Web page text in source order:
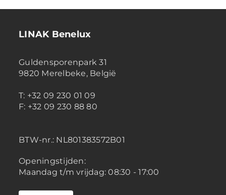
LINAK Benelux
Guldensporenpark 31
9820 Merelbeke, België
T: +32 09 230 01 09
F: +32 09 230 88 80
BTW-nr.: NL801383572B01
Openingstijden:
Maandag t/m vrijdag: 08:30 - 17:00